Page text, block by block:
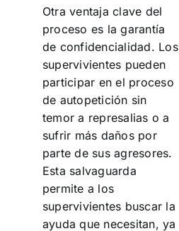
Otra ventaja clave del
proceso es la garantía
de confidencialidad. Los
supervivientes pueden
participar en el proceso
de autopetición sin
temor a represalias o a
sufrir más daños por
parte de sus agresores.
Esta salvaguarda
permite a los
supervivientes buscar la
ayuda que necesitan, ya